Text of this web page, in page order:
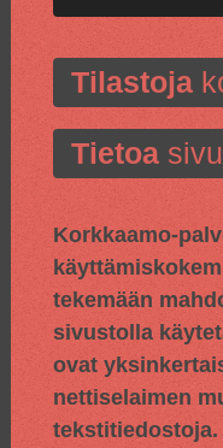
Tilastoja
Tietoa
Korkkaamo-
tekemään
sivustolla
ovat
nettiselaimen
tekstitiedostoja.